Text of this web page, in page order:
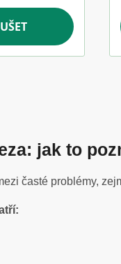
jak to
časté problémy,